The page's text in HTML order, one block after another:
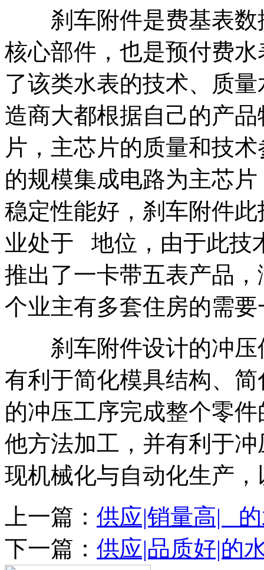
刹车附件是费基表数
核心部件，也是预付费
了该类水表的技术、质
造商大都根据自己的产
片，主芯片的质量和技
的规模集成电路为主芯
稳定性能好，刹车附件
业处于 地位，由于此技
推出了一卡带五表产品
个业主有多套住房的需
刹车附件设计的冲压
有利于简化模具结构、
的冲压工序完成整个零
他方法加工，并有利于
现机械化与自动化生产
上一篇： 供应|销量高|
下一篇： 供应|品质好|的